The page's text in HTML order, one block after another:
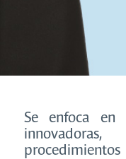
Se enfoca en